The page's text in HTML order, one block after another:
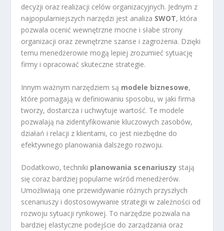
decyzji oraz realizacji celów organizacyjnych. Jednym z
najpopularniejszych narzędzi jest analiza SWOT, która
pozwala ocenić wewnętrzne mocne i słabe strony
organizacji oraz zewnętrzne szanse i zagrożenia. Dzięki
temu menedżerowie mogą lepiej zrozumieć sytuację
firmy i opracować skuteczne strategie.
Innym ważnym narzędziem są modele biznesowe,
które pomagają w definiowaniu sposobu, w jaki firma
tworzy, dostarcza i uchwytuje wartość. Te modele
pozwalają na zidentyfikowanie kluczowych zasobów,
działań i relacji z klientami, co jest niezbędne do
efektywnego planowania dalszego rozwoju.
Dodatkowo, techniki planowania scenariuszy stają
się coraz bardziej popularne wśród menedżerów.
Umożliwiają one przewidywanie różnych przyszłych
scenariuszy i dostosowywanie strategii w zależności od
rozwoju sytuacji rynkowej. To narzędzie pozwala na
bardziej elastyczne podejście do zarządzania oraz